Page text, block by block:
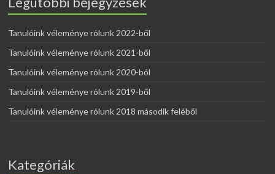
Tanulóink véleménye rólunk 2022-ből
Tanulóink véleménye rólunk 2021-ből
Tanulóink véleménye rólunk 2020-ból
Tanulóink véleménye rólunk 2019-ből
Tanulóink véleménye rólunk 2018 második feléből
Kategóriák